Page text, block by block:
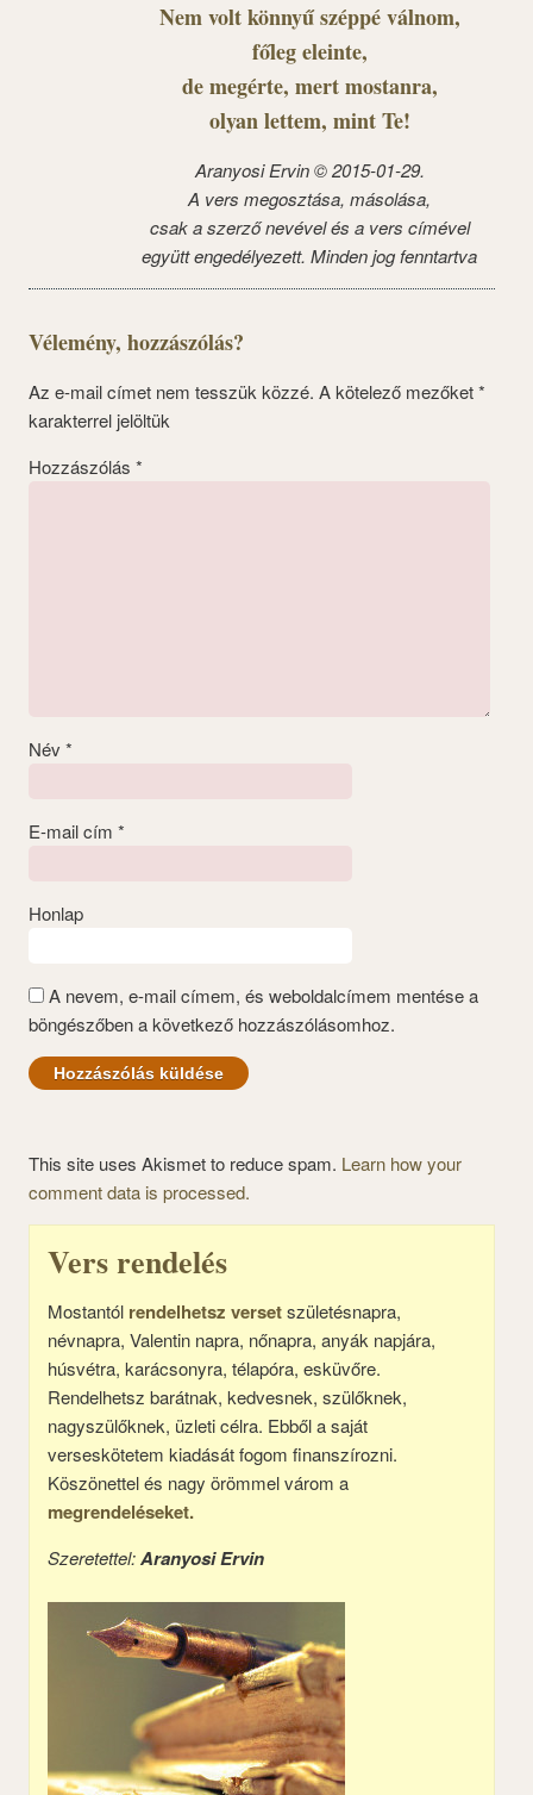
Nem volt könnyű széppé válnom,
főleg eleinte,
de megérte, mert mostanra,
olyan lettem, mint Te!
Aranyosi Ervin © 2015-01-29.
A vers megosztása, másolása,
csak a szerző nevével és a vers címével
együtt engedélyezett. Minden jog fenntartva
Vélemény, hozzászólás?
Az e-mail címet nem tesszük közzé. A kötelező mezőket*
karakterrel jelöltük
Hozzászólás *
Név *
E-mail cím *
Honlap
A nevem, e-mail címem, és weboldalcímem mentése a
böngészőben a következő hozzászólásomhoz.
This site uses Akismet to reduce spam. Learn how your
comment data is processed.
Vers rendelés
Mostantól rendelhetsz versetszületésnapra,
névnapra, Valentin napra, nőnapra, anyák napjára,
húsvétra, karácsonyra, télapóra, esküvőre.
Rendelhetsz barátnak, kedvesnek, szülőknek,
nagyszülőknek, üzleti célra. Ebből a saját
verseskötetem kiadását fogom finanszírozni.
Köszönettel és nagy örömmel várom a
megrendeléseket.
Szeretettel:Aranyosi Ervin